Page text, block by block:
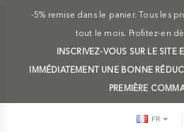
-5% remise dans le panier. Tous les
tout le mois. Profitez-en
INSCRIVEZ-VOUS SUR LE SITE
IMMÉDIATEMENT UNE BONNE
PREMIÈRE
FR